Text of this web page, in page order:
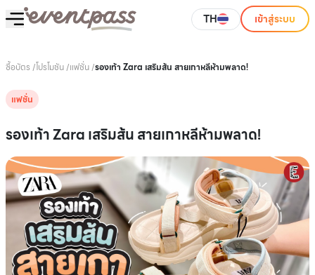
TH เข้าสู่ระบบ
ซื้อบัตร /โปรโมชัน/แฟชั่น/รองเท้า Zara เสริมส้น สายเกาหลีห้ามพลาด!
แฟชั่น
รองเท้า Zara เสริมส้น สายเกาหลีห้ามพลาด!